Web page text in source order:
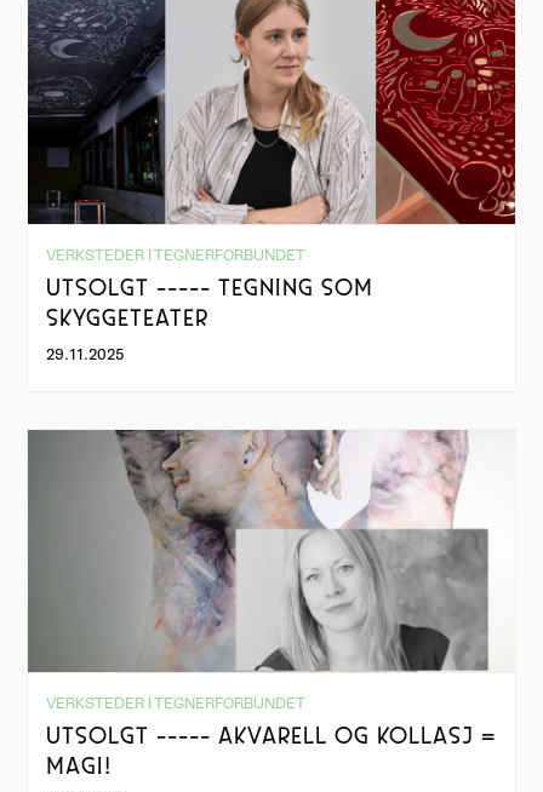
VERKSTEDER I TEGNERFORBUNDET
UTSOLGT ----- TEGNING SOM
SKYGGETEATER
29.11.2025
VERKSTEDER I TEGNERFORBUNDET
UTSOLGT ----- AKVARELL OG KOLLASJ =
MAGI!